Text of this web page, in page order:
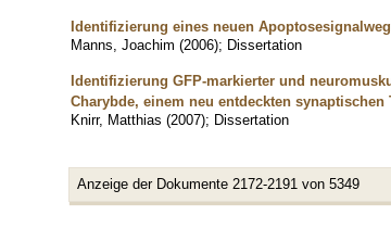
Identifizierung eines neuen
Manns, Joachim (2006); Dissertation
Identifizierung GFP-markierter und
Charybde, einem neu entdeckten
Knirr, Matthias (2007); Dissertation
Anzeige der Dokumente 2172-2191 von 5349